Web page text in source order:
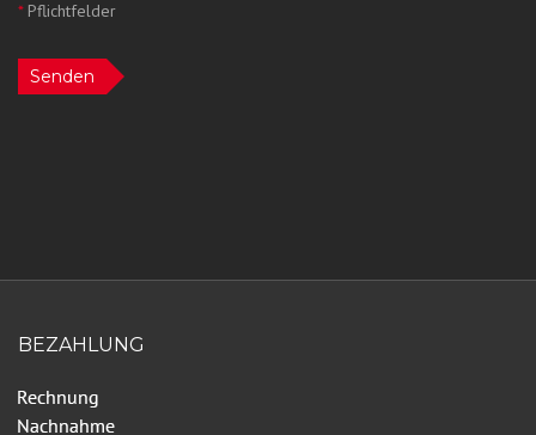
*Pflichtfelder
Senden
BEZAHLUNG